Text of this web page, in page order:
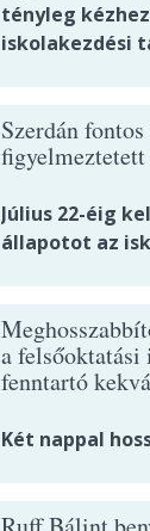
tényleg
iskolakezdési
Szerdán
Július 22-éig
állapotot az
a felsőoktatási
fenntartó
Két nappal